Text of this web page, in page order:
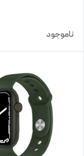
ناموجود